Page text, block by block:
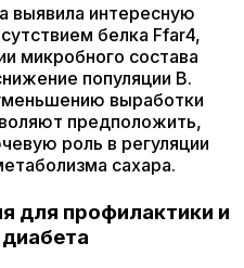
выявила интересную
белка Ffar4,
микробного состава
популяции B.
выработки
предположить,
роль в регуляции
сахара.
для профилактики и